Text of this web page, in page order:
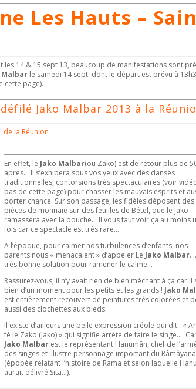
Les Hauts –
14 & 15 sept 13, beaucoup de manifestations sont
Malbar le samedi 14 sept. dont le départ est prévu à
cette page).
Jako Malbar 2013 à la
de la Réunion
En effet, le Jako Malbar(ou Zako) est de retour plus de
après… Il s’exhibera sous vos yeux avec des danses
traditionnelles, contorsions très spectaculaires (voir
bas de cette page) pour chasser les mauvais esprits et
porter chance. Sur son passage, les fidèles déposent des
pièces de monnaie sur des feuilles de Bétel, que le Jako
ramassera avec la bouche… Il vous faut voir ça au moins
fois car ce spectacle est très rare…
A l’époque, pour calmer nos turbulences d’enfants, nos
parents nous « menaçaient » d’appeler Le Jako Malbar
très bonne solution pour ramener le calme…
Rassurez-vous, il n’y avait rien de bien méchant à ça car il
bien d’un moment pour les petits et les grands ! Jako
est entièrement recouvert de peintures très colorées et
aussi des clochettes aux pieds.
Il existe d’ailleurs une belle expression créole qui dit : «
fé le Zako (Jako) » qui signifie arrête de faire le singe….
Jako Malbar est le représentant Hanumân, chef de
des singes et illustre personnage important du Râmâyana
(épopée relatant l’histoire de Rama et selon laquelle
aurait délivré Sita…).